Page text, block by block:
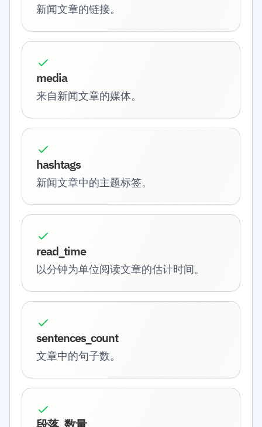
新闻文章的链接。
media
来自新闻文章的媒体。
hashtags
新闻文章中的主题标签。
read_time
以分钟为单位阅读文章的估计时间。
sentences_count
文章中的句子数。